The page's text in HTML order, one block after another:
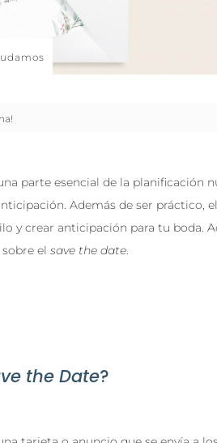
parte esencial de la planificación
Además de ser práctico,
y crear anticipación para tu
el save the date.
the Date?